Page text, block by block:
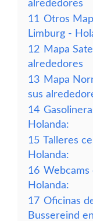
alrededores
11 Otros
Limburg -
12 Mapa
alrededores
13 Mapa
sus
14
Holanda:
15 Talleres
Holanda:
16 Webcams
Holanda:
17 Oficinas
Bussereind